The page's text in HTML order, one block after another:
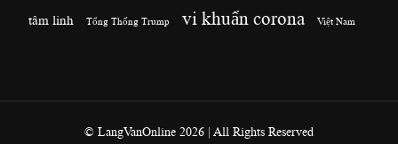
tâm linh Tổng Thống Trump vi khuẩn corona Việt Nam
© LangVanOnline 2026 | All Rights Reserved